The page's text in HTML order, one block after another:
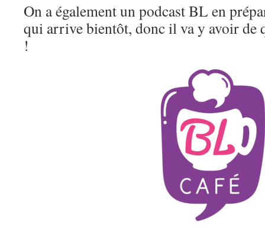
On a également un podcast BL en
qui arrive bientôt, donc il va y avoir de
!